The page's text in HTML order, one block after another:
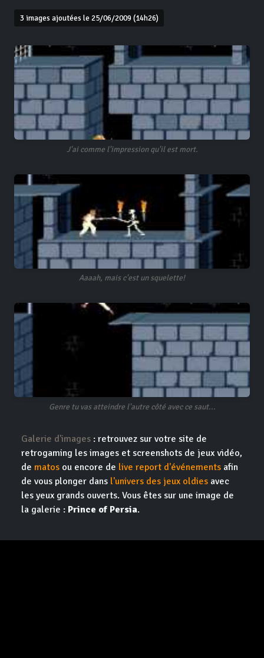
3 images ajoutées le 25/06/2009 (14h26)
J'ai comme l'impression qu'il est mort.
Aaaah, mais c'est un squelette!
Genre tu vas atteindre l'autre côté avec ce saut...
Galerie d'images : retrouvez sur votre site de
retrogaming les images et screenshots de jeux vidéo,
de matos ou encore de live report d'événements afin
de vous plonger dans l'univers des jeux oldies avec
les yeux grands ouverts. Vous êtes sur une image de
la galerie : Prince of Persia.